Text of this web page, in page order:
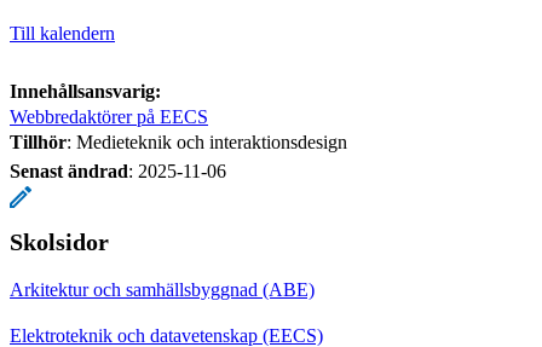
Till kalendern
Innehållsansvarig:
Webbredaktörer på EECS
Tillhör: Medieteknik och interaktionsdesign
Senast ändrad: 2025-11-06
Skolsidor
Arkitektur och samhällsbyggnad (ABE)
Elektroteknik och datavetenskap (EECS)